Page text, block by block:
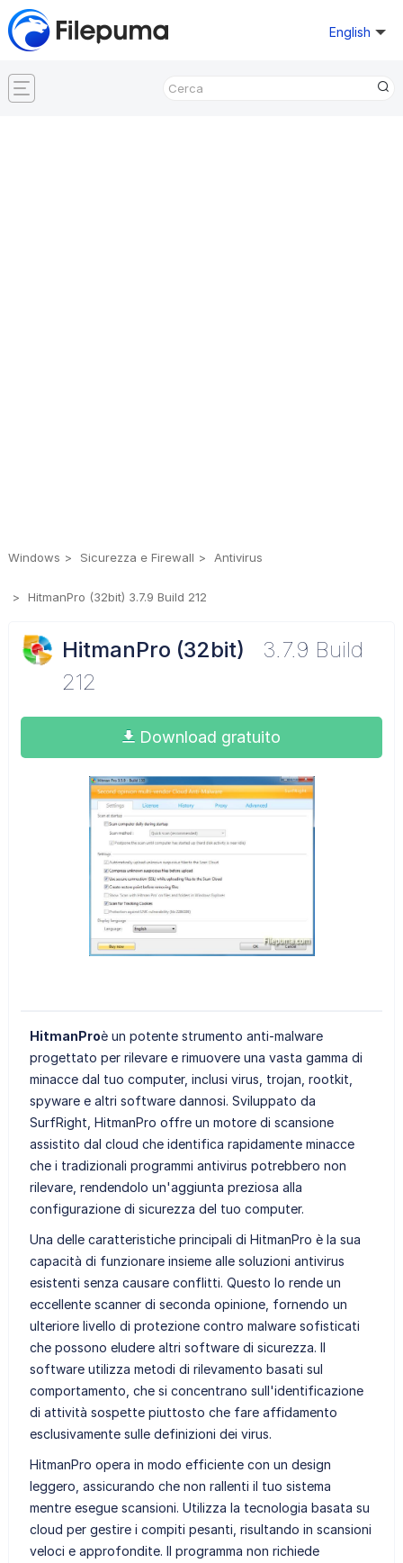
English
Windows Sicurezza e Firewall Antivirus
HitmanPro (32bit) 3.7.9 Build 212
HitmanPro (32bit)
3.7.9 Build
212
Download gratuito
HitmanProè un potente strumento anti-malware
progettato per rilevare e rimuovere una vasta gamma di
minacce dal tuo computer, inclusi virus, trojan, rootkit,
spyware e altri software dannosi. Sviluppato da
SurfRight, HitmanPro offre un motore di scansione
assistito dal cloud che identifica rapidamente minacce
che i tradizionali programmi antivirus potrebbero non
rilevare, rendendolo un'aggiunta preziosa alla
configurazione di sicurezza del tuo computer.
Una delle caratteristiche principali di HitmanPro è la sua
capacità di funzionare insieme alle soluzioni antivirus
esistenti senza causare conflitti. Questo lo rende un
eccellente scanner di seconda opinione, fornendo un
ulteriore livello di protezione contro malware sofisticati
che possono eludere altri software di sicurezza. Il
software utilizza metodi di rilevamento basati sul
comportamento, che si concentrano sull'identificazione
di attività sospette piuttosto che fare affidamento
esclusivamente sulle definizioni dei virus.
HitmanPro opera in modo efficiente con un design
leggero, assicurando che non rallenti il tuo sistema
mentre esegue scansioni. Utilizza la tecnologia basata su
cloud per gestire i compiti pesanti, risultando in scansioni
veloci e approfondite. Il programma non richiede